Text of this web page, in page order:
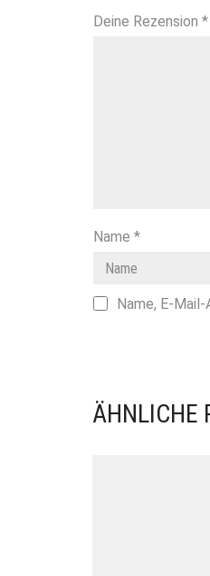
Deine Rezension *
Name *
Name, E-
ÄHNLICHE